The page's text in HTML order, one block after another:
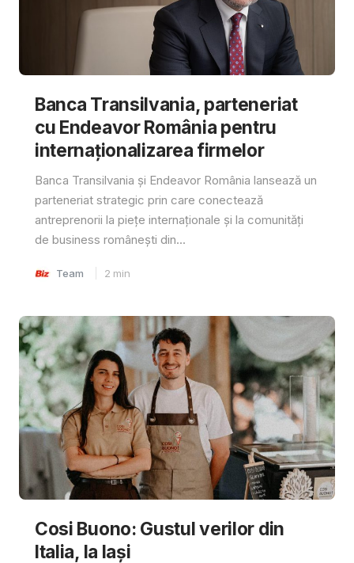
Banca Transilvania, parteneriat
cu Endeavor România pentru
internaționalizarea firmelor
Banca Transilvania și Endeavor România lansează un
parteneriat strategic prin care conectează
antreprenorii la piețe internaționale și la comunități
de business românești din...
Team 2 min
Cosi Buono: Gustul verilor din
Italia, la Iași